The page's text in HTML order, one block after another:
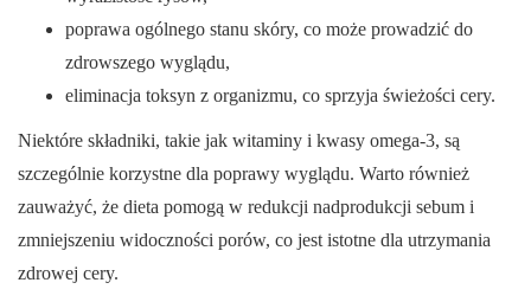
poprawa ogólnego stanu skóry, co może prowadzić do
zdrowszego wyglądu,
eliminacja toksyn z organizmu, co sprzyja świeżości cery.
Niektóre składniki, takie jak witaminy i kwasy omega-3, są
szczególnie korzystne dla poprawy wyglądu. Warto również
zauważyć, że dieta pomogą w redukcji nadprodukcji sebum i
zmniejszeniu widoczności porów, co jest istotne dla utrzymania
zdrowej cery.